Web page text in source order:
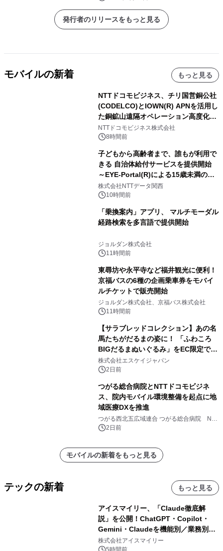
発行者のリリースをもっと見る
モバイルの新着 もっと見る
NTTドコモビジネス、チリ国営銅公社
(CODELCO)とIOWN(R) APNを活用し
た銅鉱山遠隔オペレーション高度化に
向けた調査・実証を開始
NTTドコモビジネス株式会社
8時間前
子どもから高齢者まで、誰もが利用で
きる 自治体給付サービスを提供開始
～EYE-Portal(R)による15歳未満の本
人認証と デジタルデバイド対策で実現
～
株式会社NTTデータ関西
10時間前
「乗換案内」アプリ、 マルチモーダル
経路検索を多言語で提供開始
ジョルダン株式会社
11時間前
東尋坊や永平寺など福井観光に便利！
京福バスの6種の企画乗車券をモバイ
ルチケットで販売開始
ジョルダン株式会社、京福バス株式会社
11時間前
【サラブレッドコレクション】あの名
馬たちがだるまの姿に！ 「ふわころ
BIGだるまぬいぐるみ」をEC限定で受
注販売開始
株式会社エスケイジャパン
2日前
つがる総合病院とNTTドコモビジネ
ス、院内モバイル環境整備を起点に地
域医療DXを推進
つがる西北五広域連合 つがる総合病院 NTT
ドコモビジネス株式会社
2日前
モバイルの新着をもっと見る
テックの新着 もっと見る
アイスマイリー、「Claude徹底解
説」を公開！ChatGPT・Copilot・
Gemini・Claudeを機能別／業務別に
比較―自社に合う生成AIの選び方がわ
株式会社アイスマイリー
5時間前